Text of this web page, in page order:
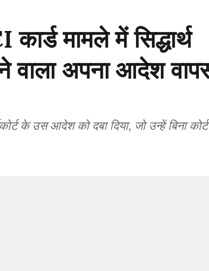
कार्ड मामले में सिद्धार्थ
वाला अपना आदेश
के उस आदेश को दबा दिया, जो उन्हें बिना